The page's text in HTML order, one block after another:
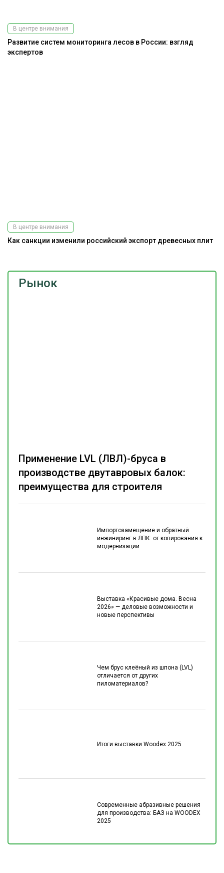
Рынок
Импортозамещение и обратный
инжиниринг в ЛПК: от копирования к
модернизации
Выставка «Красивые дома. Весна
2026» — деловые возможности и
новые перспективы
Чем брус клеёный из шпона (LVL)
отличается от других
пиломатериалов?
Итоги выставки Woodex 2025
Современные абразивные решения
для производства: БАЗ на WOODEX
2025
Применение LVL (ЛВЛ)-бруса в
производстве двутавровых балок:
преимущества для строителя
В центре внимания
Развитие систем мониторинга лесов в России: взгляд
экспертов
В центре внимания
Как санкции изменили российский экспорт древесных плит